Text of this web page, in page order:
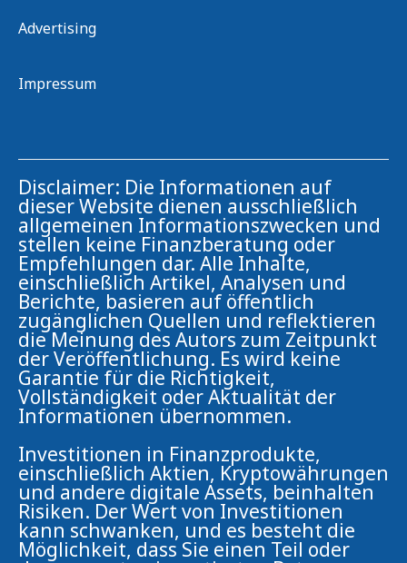
Advertising
Impressum
Disclaimer: Die Informationen auf
dieser Website dienen ausschließlich
allgemeinen Informationszwecken und
stellen keine Finanzberatung oder
Empfehlungen dar. Alle Inhalte,
einschließlich Artikel, Analysen und
Berichte, basieren auf öffentlich
zugänglichen Quellen und reflektieren
die Meinung des Autors zum Zeitpunkt
der Veröffentlichung. Es wird keine
Garantie für die Richtigkeit,
Vollständigkeit oder Aktualität der
Informationen übernommen.
Investitionen in Finanzprodukte,
einschließlich Aktien, Kryptowährungen
und andere digitale Assets, beinhalten
Risiken. Der Wert von Investitionen
kann schwanken, und es besteht die
Möglichkeit, dass Sie einen Teil oder